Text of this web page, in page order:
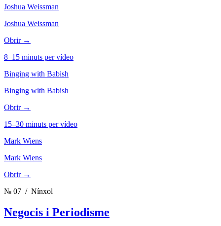
Joshua Weissman
Joshua Weissman
Obrir →
8–15 minuts per vídeo
Binging with Babish
Binging with Babish
Obrir →
15–30 minuts per vídeo
Mark Wiens
Mark Wiens
Obrir →
№ 07 / Nínxol
Negocis i Periodisme